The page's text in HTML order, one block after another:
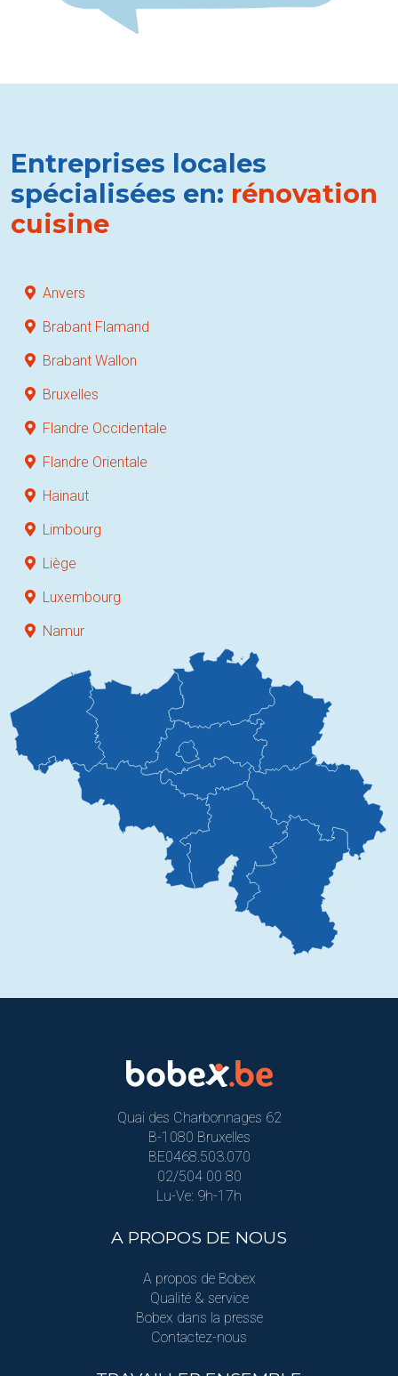
Entreprises locales
spécialisées en: rénovation
cuisine
Anvers
Brabant Flamand
Brabant Wallon
Bruxelles
Flandre Occidentale
Flandre Orientale
Hainaut
Limbourg
Liège
Luxembourg
Namur
Quai des Charbonnages 62
B-1080 Bruxelles
BE0468.503.070
02/504 00 80
Lu-Ve: 9h-17h
A PROPOS DE NOUS
A propos de Bobex
Qualité & service
Bobex dans la presse
Contactez-nous